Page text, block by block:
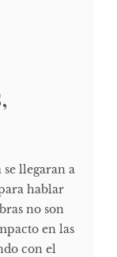
llegaran a
hablar
no son
en las
con el